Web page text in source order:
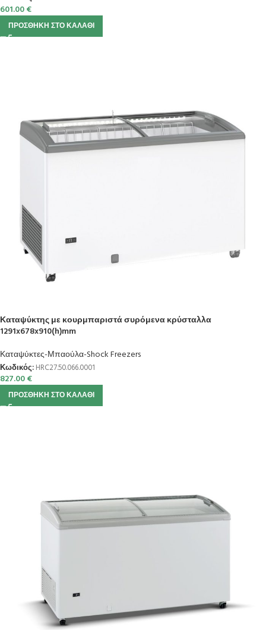
601.00€
ΠΡΟΣΘΉΚΗ ΣΤΟ ΚΑΛΆΘΙ
Καταψύκτης με κουρμπαριστά συρόμενα κρύσταλλα
1291x678x910(h)mm
Καταψύκτες-Μπαούλα-Shock Freezers
Κωδικός: HRC27.50.066.0001
827.00€
ΠΡΟΣΘΉΚΗ ΣΤΟ ΚΑΛΆΘΙ